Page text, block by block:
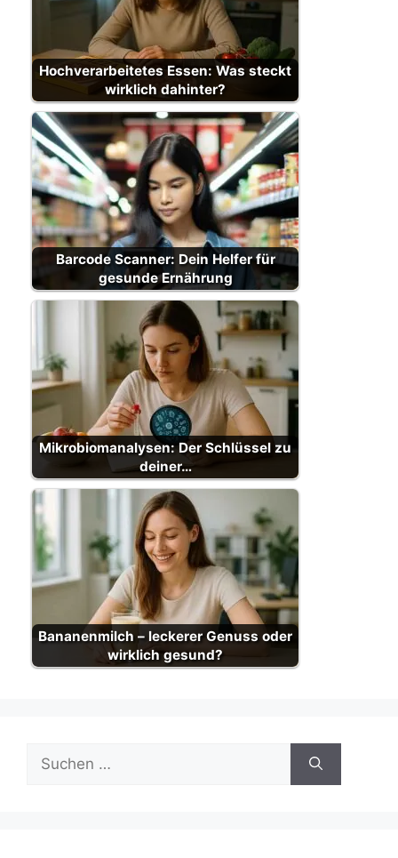
Hochverarbeitetes Essen: Was steckt
wirklich dahinter?
Barcode Scanner: Dein Helfer für
gesunde Ernährung
Mikrobiomanalysen: Der Schlüssel zu
deiner…
Bananenmilch – leckerer Genuss oder
wirklich gesund?
nach: